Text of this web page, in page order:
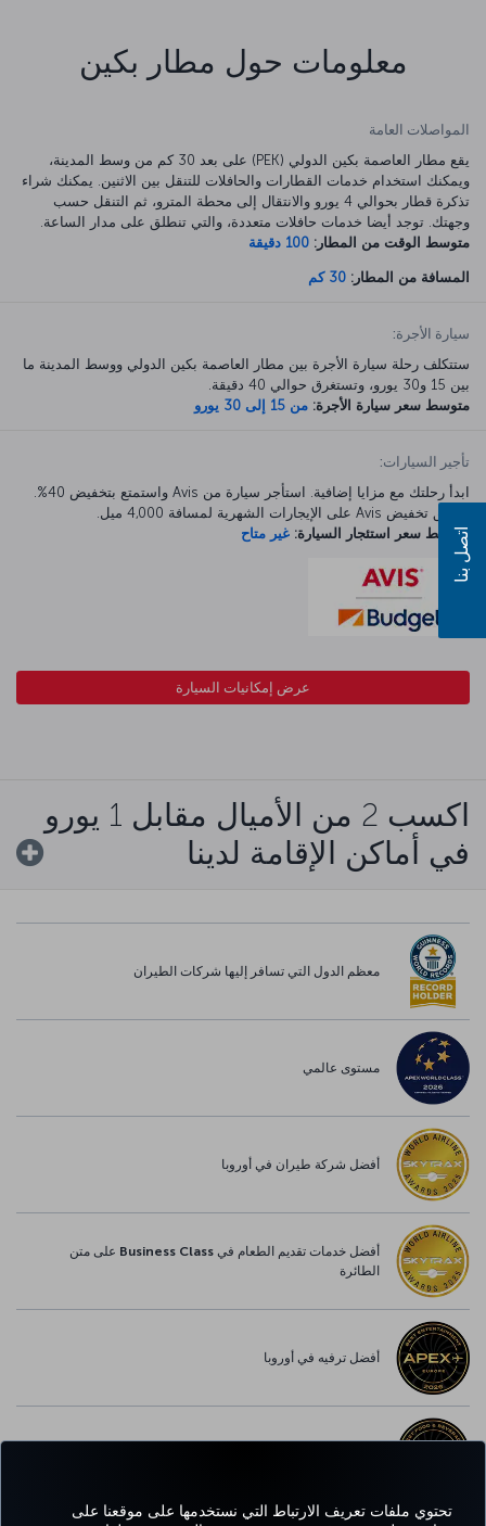
تحتوي ملفات تعريف الارتباط التي نستخدمها على موقعنا على
معلومات حول مطار بكين
المواصلات العامة
يقع مطار العاصمة بكين الدولي (PEK) على بعد 30 كم من وسط المدينة،
ويمكنك استخدام خدمات القطارات والحافلات للتنقل بين الاثنين. يمكنك شراء
تذكرة قطار بحوالي 4 يورو والانتقال إلى محطة المترو، ثم التنقل حسب
وجهتك. توجد أيضا خدمات حافلات متعددة، والتي تنطلق على مدار الساعة.
متوسط الوقت من المطار: 100 دقيقة
المسافة من المطار: 30 كم
سيارة الأجرة:
ستتكلف رحلة سيارة الأجرة بين مطار العاصمة بكين الدولي ووسط المدينة ما
بين 15 و30 يورو، وتستغرق حوالي 40 دقيقة.
متوسط سعر سيارة الأجرة: من 15 إلى 30 يورو
تأجير السيارات:
ابدأ رحلتك مع مزايا إضافية. استأجر سيارة من Avis واستمتع بتخفيض 40%.
ينطبق تخفيض Avis على الإيجارات الشهرية لمسافة 4,000 ميل.
متوسط سعر استئجار السيارة: غير متاح
عرض إمكانيات السيارة
اكسب 2 من الأميال مقابل 1 يورو
في أماكن الإقامة لدينا
معظم الدول التي تسافر إليها شركات الطيران
مستوى عالمي
أفضل شركة طيران في أوروبا
أفضل خدمات تقديم الطعام في Business Class على متن
الطائرة
أفضل ترفيه في أوروبا
اتصل بنا